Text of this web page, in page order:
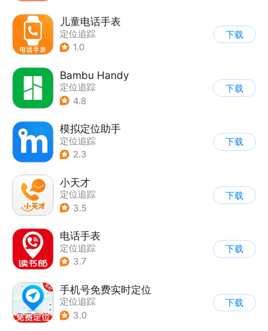
儿童电话手表
定位追踪
1.0
下载
Bambu Handy
定位追踪
4.8
下载
模拟定位助手
定位追踪
2.3
下载
小天才
定位追踪
3.5
下载
电话手表
定位追踪
3.7
下载
手机号免费实时定位
定位追踪
3.0
下载